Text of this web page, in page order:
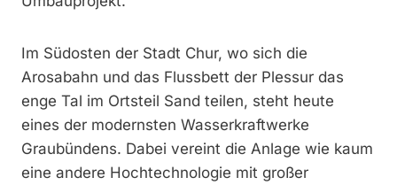
Im Südosten der Stadt Chur, wo sich die
Arosabahn und das Flussbett der Plessur das
enge Tal im Ortsteil Sand teilen, steht heute
eines der modernsten Wasserkraftwerke
Graubündens. Dabei vereint die Anlage wie kaum
eine andere Hochtechnologie mit großer